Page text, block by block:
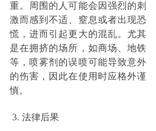
重。周围的人可能会因强烈的刺
激而感到不适、窒息或者出现恐
慌，进而引起更大的混乱。尤其
是在拥挤的场所，如商场、地铁
等，喷雾剂的误喷可能导致意外
的伤害，因此在使用时应格外谨
慎。
3. 法律后果